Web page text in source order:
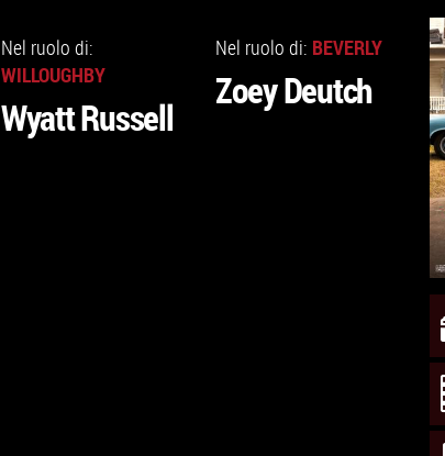
Nel ruolo di:
WILLOUGHBY
Wyatt Russell
Nel ruolo di: BEVERLY
Zoey Deutch